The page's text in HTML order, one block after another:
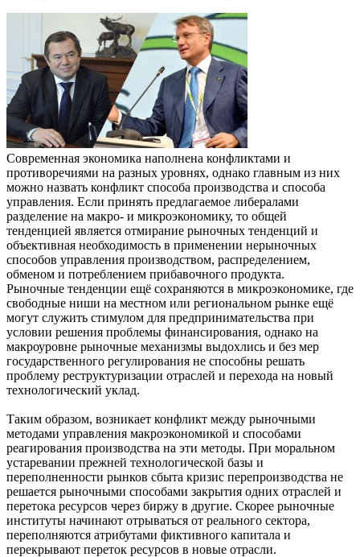
Современная экономика наполнена конфликтами и
противоречиями на разных уровнях, однако главным из них
можно назвать конфликт способа производства и способа
управления. Если принять предлагаемое либералами
разделение на макро- и микроэкономику, то общей
тенденцией является отмирание рыночных тенденций и
объективная необходимость в применении нерыночных
способов управления производством, распределением,
обменом и потреблением прибавочного продукта.
Рыночные тенденции ещё сохраняются в микроэкономике, где
свободные ниши на местном или региональном рынке ещё
могут служить стимулом для предпринимательства при
условии решения проблемы финансирования, однако на
макроуровне рыночные механизмы выдохлись и без мер
государственного регулирования не способны решать
проблему реструктуризации отраслей и перехода на новый
технологический уклад.
Таким образом, возникает конфликт между рыночными
методами управления макроэкономикой и способами
реагирования производства на эти методы. При моральном
устаревании прежней технологической базы и
переполненности рынков сбыта кризис перепроизводства не
решается рыночными способами закрытия одних отраслей и
перетока ресурсов через биржу в другие. Скорее рыночные
институты начинают отрываться от реального сектора,
переполняются атрибутами фиктивного капитала и
перекрывают переток ресурсов в новые отрасли.